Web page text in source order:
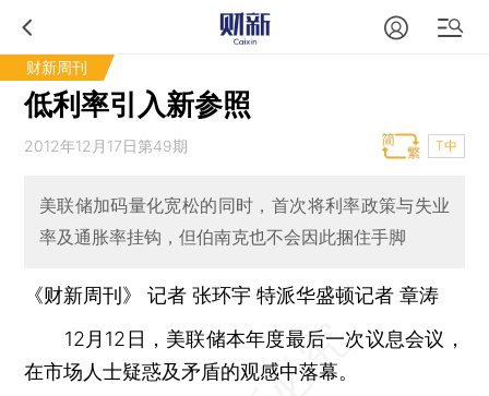
财新周刊
低利率引入新参照
2012年12月17日第49期 T中
美联储加码量化宽松的同时，首次将利率政策与失业
率及通胀率挂钩，但伯南克也不会因此捆住手脚
《财新周刊》 记者张环宇 特派华盛顿记者章涛
12月12日，美联储本年度最后一次议息会议，
在市场人士疑惑及矛盾的观感中落幕。